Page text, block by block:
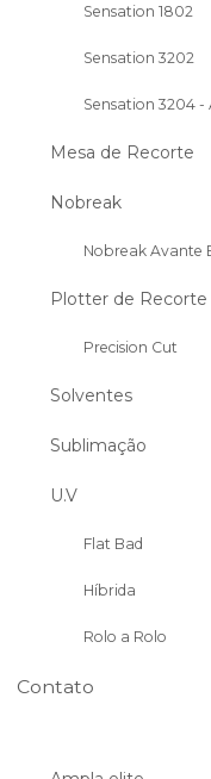
Sensation 1802
Sensation 3202
Sensation 3204
Mesa de Recorte
Nobreak
Nobreak Avante
Plotter de Recorte
Precision Cut
Solventes
Sublimação
U.V
Flat Bad
Híbrida
Rolo a Rolo
Contato